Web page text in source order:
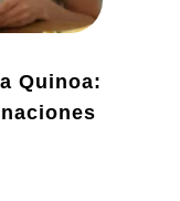
Quinoa: